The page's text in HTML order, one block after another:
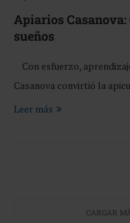
Apiarios Casanova:
sueños
Con esfuerzo,
Casanova convirtió la
Leer más
CARGAR